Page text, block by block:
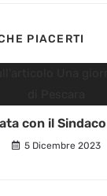
PIACERTI
con il
5 Dicembre 2023